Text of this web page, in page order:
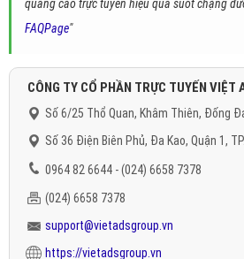
quảng cáo trực tuyến hiệu quả suốt chặng
FAQPage"
CÔNG TY CỔ PHẦN TRỰC TUYẾN VIỆT
Số 6/25 Thổ Quan, Khâm Thiên, Đống
Số 36 Điện Biên Phủ, Đa Kao, Quận 1,
0964 82 6644 - (024) 6658 7378
(024) 6658 7378
support@vietadsgroup.vn
https://vietadsgroup.vn